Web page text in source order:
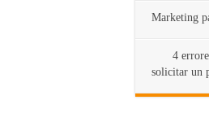
Marketing
4
solicitar un